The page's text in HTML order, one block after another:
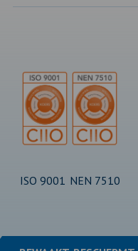
nieuw
ISO 9001 NEN 7510